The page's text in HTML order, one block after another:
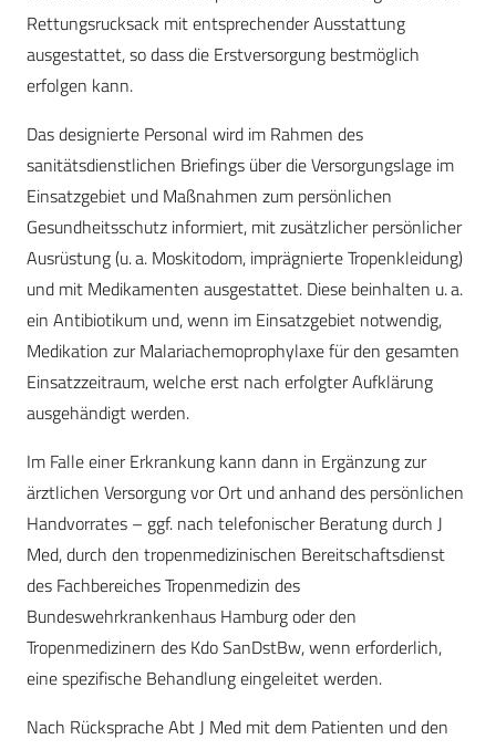
Rettungsrucksack mit entsprechender Ausstattung
ausgestattet, so dass die Erstversorgung bestmöglich
erfolgen kann.
Das designierte Personal wird im Rahmen des
sanitätsdienstlichen Briefings über die Versorgungslage im
Einsatzgebiet und Maßnahmen zum persönlichen
Gesundheitsschutz informiert, mit zusätzlicher persönlicher
Ausrüstung (u. a. Moskitodom, imprägnierte Tropenkleidung)
und mit Medikamenten ausgestattet. Diese beinhalten u. a.
ein Antibiotikum und, wenn im Einsatzgebiet notwendig,
Medikation zur Malariachemoprophylaxe für den gesamten
Einsatzzeitraum, welche erst nach erfolgter Aufklärung
ausgehändigt werden.
Im Falle einer Erkrankung kann dann in Ergänzung zur
ärztlichen Versorgung vor Ort und anhand des persönlichen
Handvorrates – ggf. nach telefonischer Beratung durch J
Med, durch den tropenmedizinischen Bereitschaftsdienst
des Fachbereiches Tropenmedizin des
Bundeswehrkrankenhaus Hamburg oder den
Tropenmedizinern des Kdo SanDstBw, wenn erforderlich,
eine spezifische Behandlung eingeleitet werden.
Nach Rücksprache Abt J Med mit dem Patienten und den